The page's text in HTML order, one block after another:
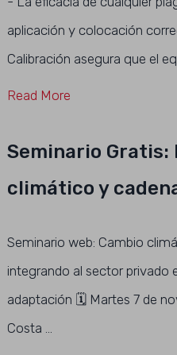
aplicación y colocación
Calibración asegura que el
Read More
Seminario Gratis:
climático y
Seminario web: Cambio
integrando al sector privado
adaptación 🗓️ Martes 7 de
Costa …